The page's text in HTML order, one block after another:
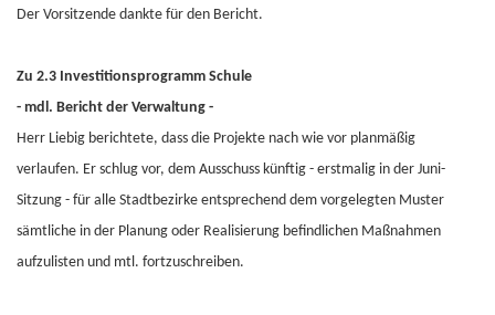
Der Vorsitzende dankte für den Bericht.
Zu 2.3 Investitionsprogramm Schule
- mdl. Bericht der Verwaltung -
Herr Liebig berichtete, dass die Projekte nach wie vor planmäßig
verlaufen. Er schlug vor, dem Ausschuss künftig - erstmalig in der Juni-
Sitzung - für alle Stadtbezirke entsprechend dem vorgelegten Muster
sämtliche in der Planung oder Realisierung befindlichen Maßnahmen
aufzulisten und mtl. fortzuschreiben.